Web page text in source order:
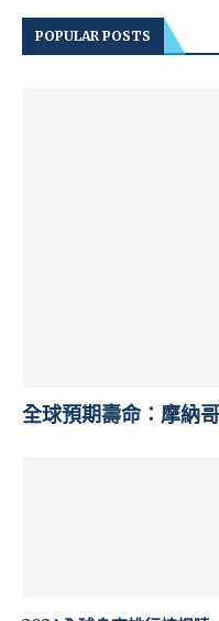
POPULAR POSTS
全球預期壽命：摩納